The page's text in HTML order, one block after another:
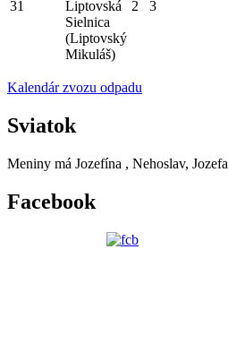
31
Liptovská
Sielnica
(Liptovský
Mikuláš)
2 3
Kalendár zvozu odpadu
Sviatok
Meniny má Jozefína , Nehoslav, Jozefa
Facebook